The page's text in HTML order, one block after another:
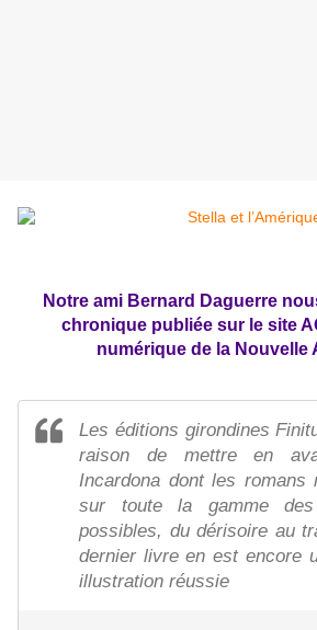
Notre ami Bernard Daguerre
chronique publiée sur le site
numérique de la Nouvelle
Les éditions girondines
raison de mettre en
Incardona dont les romans
sur toute la gamme des
possibles, du dérisoire au
dernier livre en est encore
illustration réussie